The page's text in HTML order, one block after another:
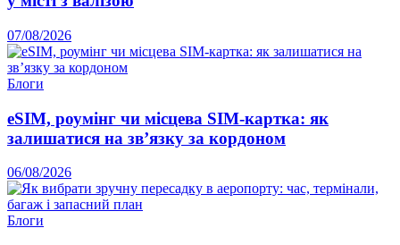
07/08/2026
Блоги
eSIM, роумінг чи місцева SIM-картка: як
залишатися на зв’язку за кордоном
06/08/2026
Блоги